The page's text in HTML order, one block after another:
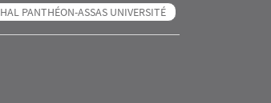
HAL PANTHÉON-ASSAS UNIVERSITÉ